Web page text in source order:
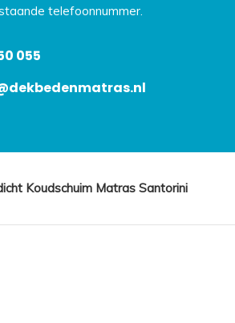
telefoonnummer.
055
Koudschuim Matras Santorini